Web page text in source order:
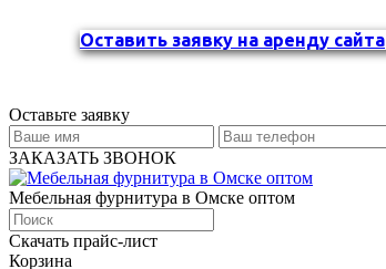
Оставить заявку на аренду сайта
Оставьте заявку
ЗАКАЗАТЬ ЗВОНОК
Мебельная фурнитура в Омске оптом
Скачать прайс-лист
Корзина